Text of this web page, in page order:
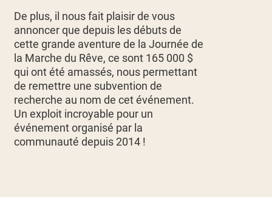
De plus, il nous fait plaisir de vous
annoncer que depuis les débuts de
cette grande aventure de la Journée de
la Marche du Rêve, ce sont 165 000 $
qui ont été amassés, nous permettant
de remettre une subvention de
recherche au nom de cet événement.
Un exploit incroyable pour un
événement organisé par la
communauté depuis 2014 !